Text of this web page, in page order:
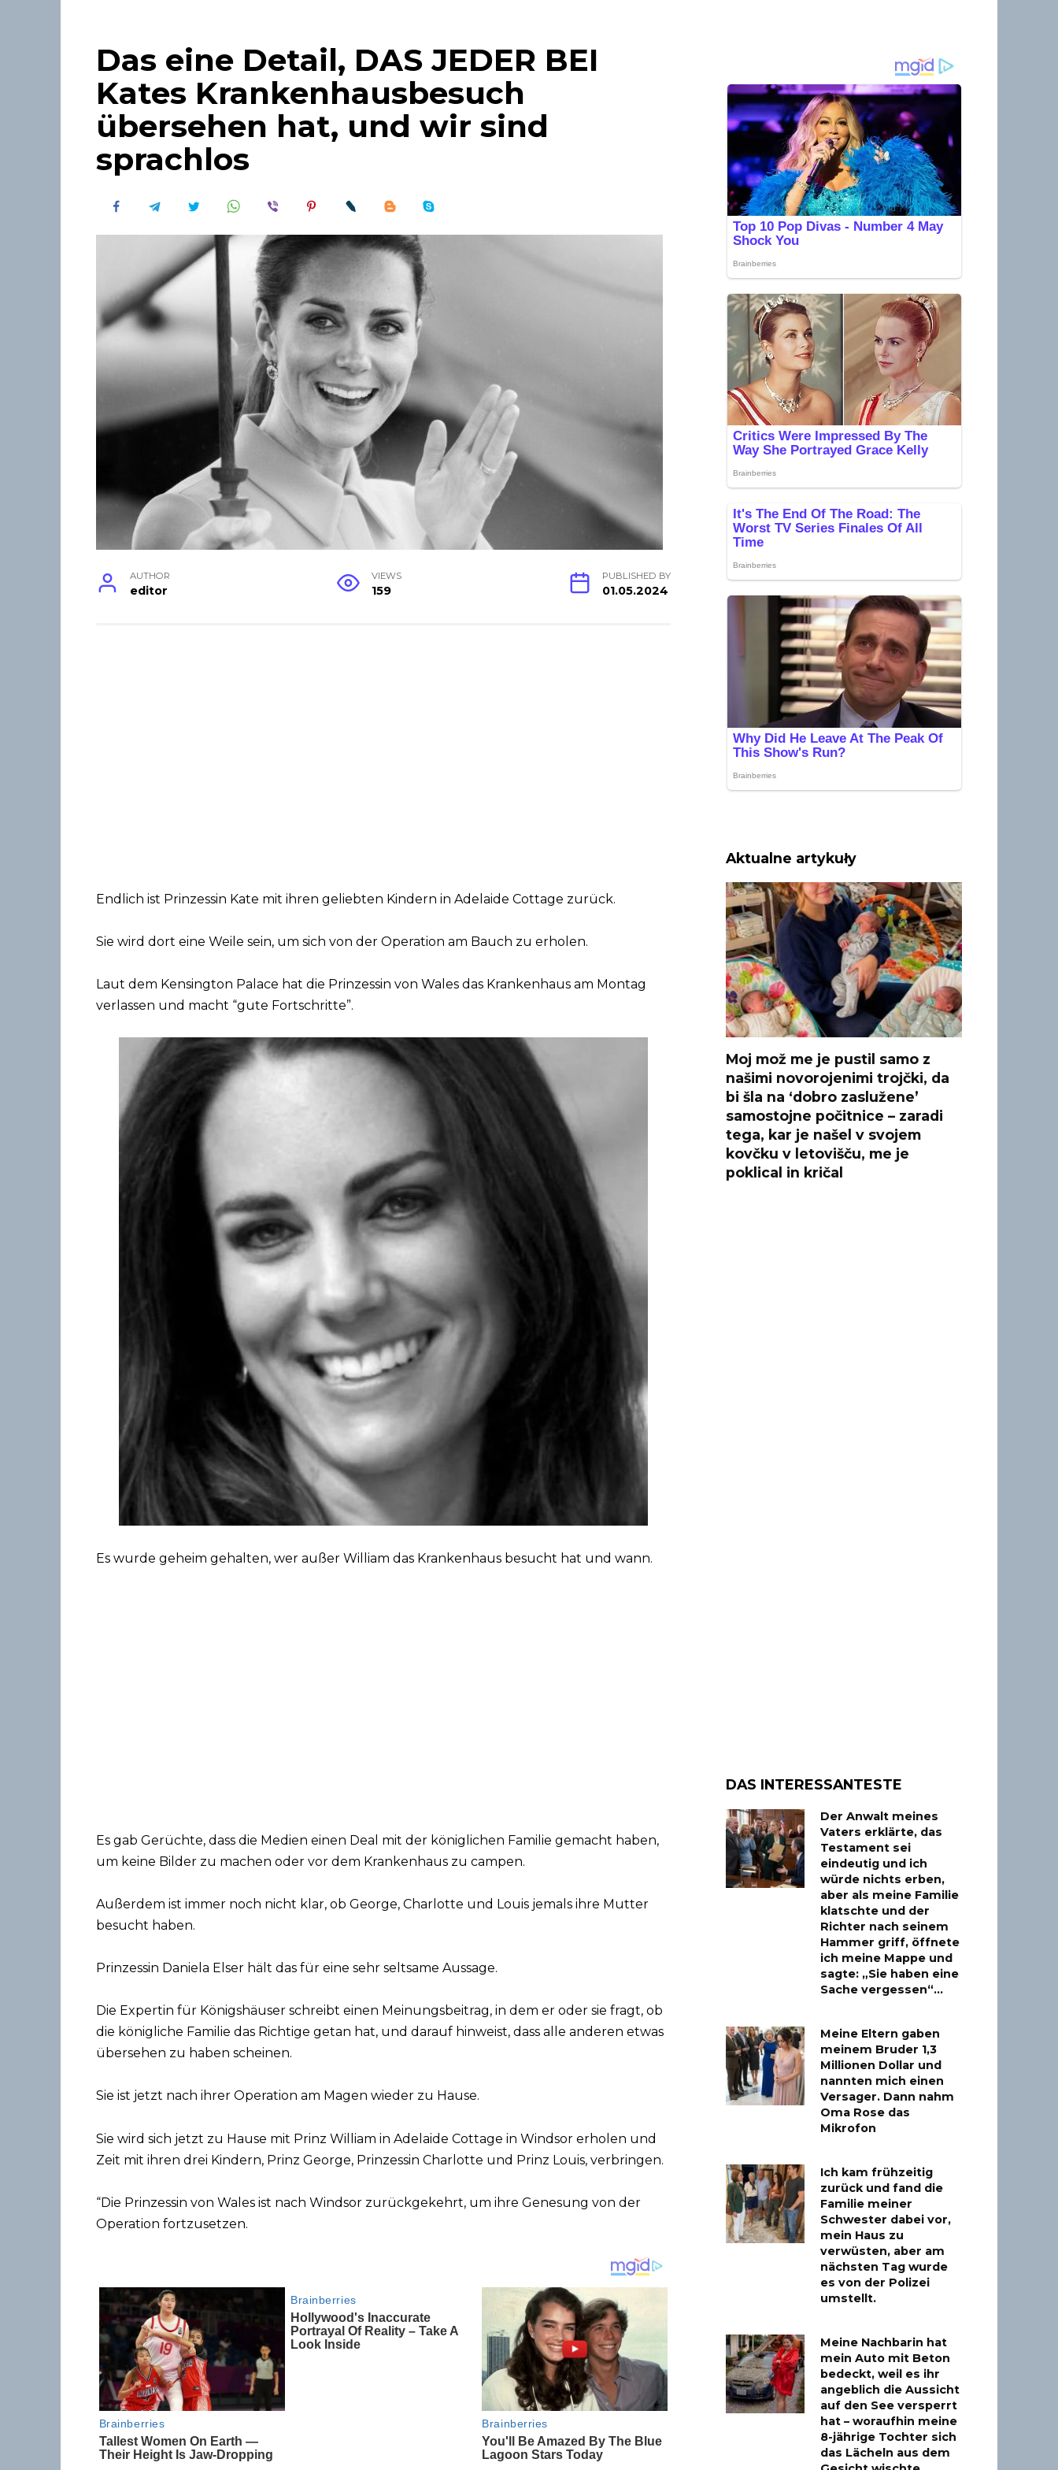
Das eine Detail, DAS JEDER BEI
Kates Krankenhausbesuch
übersehen hat, und wir sind
sprachlos
AUTHOR
editor
VIEWS
159
PUBLISHED BY
01.05.2024
Endlich ist Prinzessin Kate mit ihren geliebten Kindern in Adelaide Cottage zurück.
Sie wird dort eine Weile sein, um sich von der Operation am Bauch zu erholen.
Laut dem Kensington Palace hat die Prinzessin von Wales das Krankenhaus am Montag
verlassen und macht “gute Fortschritte”.
Es wurde geheim gehalten, wer außer William das Krankenhaus besucht hat und wann.
Es gab Gerüchte, dass die Medien einen Deal mit der königlichen Familie gemacht haben,
um keine Bilder zu machen oder vor dem Krankenhaus zu campen.
Außerdem ist immer noch nicht klar, ob George, Charlotte und Louis jemals ihre Mutter
besucht haben.
Prinzessin Daniela Elser hält das für eine sehr seltsame Aussage.
Die Expertin für Königshäuser schreibt einen Meinungsbeitrag, in dem er oder sie fragt, ob
die königliche Familie das Richtige getan hat, und darauf hinweist, dass alle anderen etwas
übersehen zu haben scheinen.
Sie ist jetzt nach ihrer Operation am Magen wieder zu Hause.
Sie wird sich jetzt zu Hause mit Prinz William in Adelaide Cottage in Windsor erholen und
Zeit mit ihren drei Kindern, Prinz George, Prinzessin Charlotte und Prinz Louis, verbringen.
“Die Prinzessin von Wales ist nach Windsor zurückgekehrt, um ihre Genesung von der
Operation fortzusetzen.
Aktualne artykuły
Moj mož me je pustil samo z
našimi novorojenimi trojčki, da
bi šla na ‘dobro zaslužene’
samostojne počitnice – zaradi
tega, kar je našel v svojem
kovčku v letovišču, me je
poklical in kričal
DAS INTERESSANTESTE
Der Anwalt meines
Vaters erklärte, das
Testament sei
eindeutig und ich
würde nichts erben,
aber als meine Familie
klatschte und der
Richter nach seinem
Hammer griff, öffnete
ich meine Mappe und
sagte: „Sie haben eine
Sache vergessen“…
Meine Eltern gaben
meinem Bruder 1,3
Millionen Dollar und
nannten mich einen
Versager. Dann nahm
Oma Rose das
Mikrofon
Ich kam frühzeitig
zurück und fand die
Familie meiner
Schwester dabei vor,
mein Haus zu
verwüsten, aber am
nächsten Tag wurde
es von der Polizei
umstellt.
Meine Nachbarin hat
mein Auto mit Beton
bedeckt, weil es ihr
angeblich die Aussicht
auf den See versperrt
hat – woraufhin meine
8-jährige Tochter sich
das Lächeln aus dem